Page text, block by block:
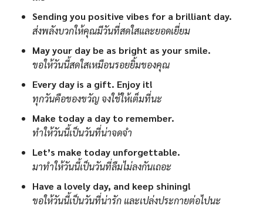
Sending you positive vibes for a brilliant day.
ส่งพลังบวกให้คุณมีวันที่สดใสและยอดเยี่ยม
May your day be as bright as your smile.
ขอให้วันนี้สดใสเหมือนรอยยิ้มของคุณ
Every day is a gift. Enjoy it!
ทุกวันคือของขวัญ จงใช้ให้เต็มที่นะ
Make today a day to remember.
ทำให้วันนี้เป็นวันที่น่าจดจำ
Let’s make today unforgettable.
มาทำให้วันนี้เป็นวันที่ลืมไม่ลงกันเถอะ
Have a lovely day, and keep shining!
ขอให้วันนี้เป็นวันที่น่ารัก และเปล่งประกายต่อไปนะ